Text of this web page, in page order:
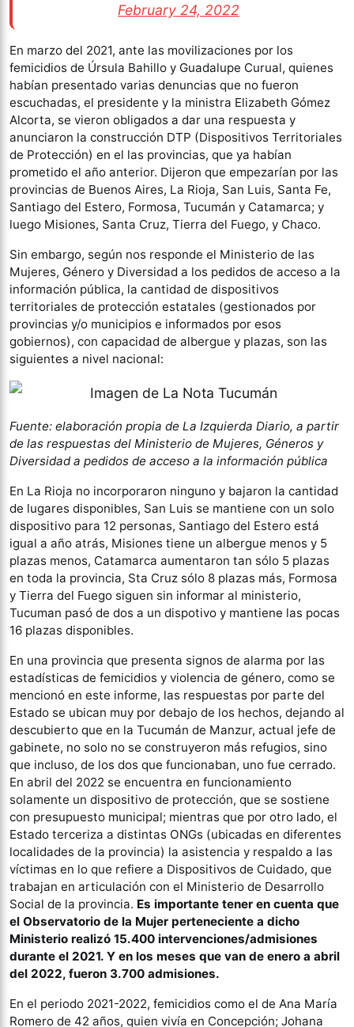
February 24, 2022
En marzo del 2021, ante las movilizaciones por los
femicidios de Úrsula Bahillo y Guadalupe Curual, quienes
habían presentado varias denuncias que no fueron
escuchadas, el presidente y la ministra Elizabeth Gómez
Alcorta, se vieron obligados a dar una respuesta y
anunciaron la construcción DTP (Dispositivos Territoriales
de Protección) en el las provincias, que ya habían
prometido el año anterior. Dijeron que empezarían por las
provincias de Buenos Aires, La Rioja, San Luis, Santa Fe,
Santiago del Estero, Formosa, Tucumán y Catamarca; y
luego Misiones, Santa Cruz, Tierra del Fuego, y Chaco.
Sin embargo, según nos responde el Ministerio de las
Mujeres, Género y Diversidad a los pedidos de acceso a la
información pública, la cantidad de dispositivos
territoriales de protección estatales (gestionados por
provincias y/o municipios e informados por esos
gobiernos), con capacidad de albergue y plazas, son las
siguientes a nivel nacional:
Fuente: elaboración propia de La Izquierda Diario, a partir
de las respuestas del Ministerio de Mujeres, Géneros y
Diversidad a pedidos de acceso a la información pública
En La Rioja no incorporaron ninguno y bajaron la cantidad
de lugares disponibles, San Luis se mantiene con un solo
dispositivo para 12 personas, Santiago del Estero está
igual a año atrás, Misiones tiene un albergue menos y 5
plazas menos, Catamarca aumentaron tan sólo 5 plazas
en toda la provincia, Sta Cruz sólo 8 plazas más, Formosa
y Tierra del Fuego siguen sin informar al ministerio,
Tucuman pasó de dos a un dispotivo y mantiene las pocas
16 plazas disponibles.
En una provincia que presenta signos de alarma por las
estadísticas de femicidios y violencia de género, como se
mencionó en este informe, las respuestas por parte del
Estado se ubican muy por debajo de los hechos, dejando al
descubierto que en la Tucumán de Manzur, actual jefe de
gabinete, no solo no se construyeron más refugios, sino
que incluso, de los dos que funcionaban, uno fue cerrado.
En abril del 2022 se encuentra en funcionamiento
solamente un dispositivo de protección, que se sostiene
con presupuesto municipal; mientras que por otro lado, el
Estado terceriza a distintas ONGs (ubicadas en diferentes
localidades de la provincia) la asistencia y respaldo a las
víctimas en lo que refiere a Dispositivos de Cuidado, que
trabajan en articulación con el Ministerio de Desarrollo
Social de la provincia. Es importante tener en cuenta que
el Observatorio de la Mujer perteneciente a dicho
Ministerio realizó 15.400 intervenciones/admisiones
durante el 2021. Y en los meses que van de enero a abril
del 2022, fueron 3.700 admisiones.
En el periodo 2021-2022, femicidios como el de Ana María
Romero de 42 años, quien vivía en Concepción; Johana